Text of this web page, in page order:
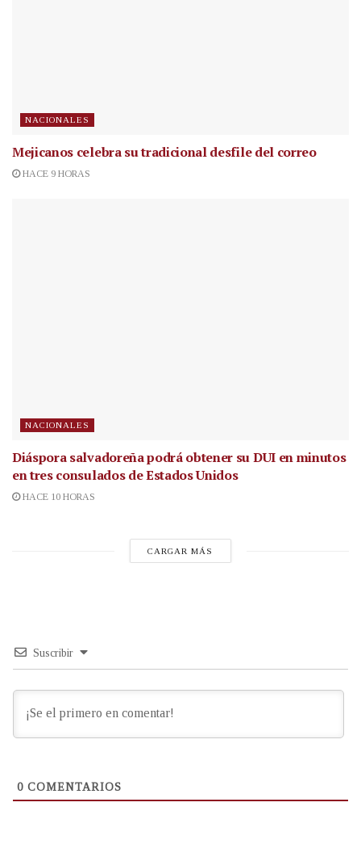
NACIONALES
Mejicanos celebra su tradicional desfile del correo
HACE 9 HORAS
NACIONALES
Diáspora salvadoreña podrá obtener su DUI en minutos
en tres consulados de Estados Unidos
HACE 10 HORAS
CARGAR MÁS
Suscribir
0 COMENTARIOS